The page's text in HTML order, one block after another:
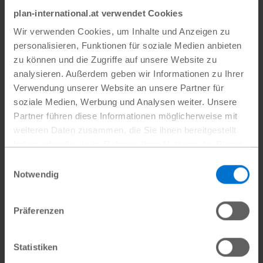
plan-international.at verwendet Cookies
Wir verwenden Cookies, um Inhalte und Anzeigen zu
personalisieren, Funktionen für soziale Medien anbieten
zu können und die Zugriffe auf unsere Website zu
analysieren. Außerdem geben wir Informationen zu Ihrer
Verwendung unserer Website an unsere Partner für
soziale Medien, Werbung und Analysen weiter. Unsere
Partner führen diese Informationen möglicherweise mit
weiteren Daten zusammen, die Sie ihnen bereitgestellt
Datenschutz
Notwendig
Präferenzen
Statistiken
Erläuterungen und
Bestätigungsvermerk 2024
Aus Gründen der Transparenz erstellt der
Anhang ergänzt.